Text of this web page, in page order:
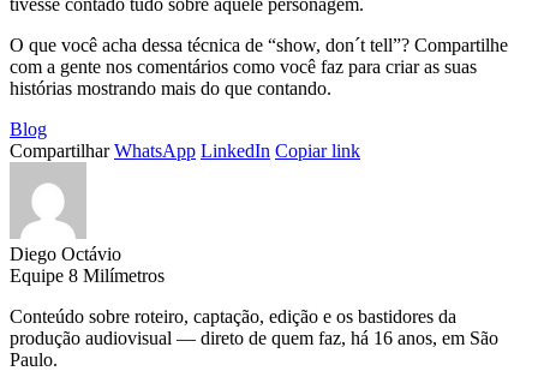
O que você acha dessa técnica de “show, don´t tell”? Compartilhe
com a gente nos comentários como você faz para criar as suas
histórias mostrando mais do que contando.
Blog
Compartilhar WhatsApp LinkedIn Copiar link
Diego Octávio
Equipe 8 Milímetros
Conteúdo sobre roteiro, captação, edição e os bastidores da
produção audiovisual — direto de quem faz, há 16 anos, em São
Paulo.